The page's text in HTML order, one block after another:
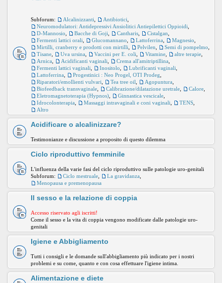
Subforum: Alcalinizzanti Antibiotici
Neuromodulatori: Antidepressivi Ansiolitici Antiepilettici Oppioidi
D-Mannosio
Bacche di Goji Cantharis Cistalgan
Fermenti lattici orali
Glucomannano Lattoferrina Magnesio
Mirtilli, cranberry e prodotti con mirtilli
Pelvilen Semi di pompelmo
Tisane
Uva ursina Vaccini per E. coli Vitamine altre terapie
Arnica
Acidificanti vaginali Crema all'amitriptillina
Fermenti lattici vaginali
Inositolo Lubrificanti vaginali
Lattoferrina
Progestinici : Neo Progel, OTI Prodeg
Riparatori/emollienti vulvari
Tea tree oil Agopuntura
Biofeedback transvaginale
Calibrazione/dilatazione uretrale Calore
Eletromagnetoterapia (Hypnos)
Ginnastica vescicale
Idrocolonterapia
Massaggi intravaginali e coni vaginali TENS
Altro
Acidificare o alcalinizzare?
Testimonianze e discussione a proposito di questo dilemma
Ciclo riproduttivo femminile
L'influenza della varie fasi del ciclo riproduttivo sulle patologie uro-genitali
Subforum:
Ciclo mestruale La gravidanza
Menopausa e premenopausa
Il sesso e la relazione di coppia
Accesso riservato agli iscritti!
Come il sesso e la vita di coppia vengono modificate dalle patologie uro-
genitali
Igiene e Abbigliamento
Tutti i consigli e le domande sull'abbigliamento più indicato per i nostri
problemi e su come, quanto e con cosa effettuare l'igiene intima.
Alimentazione e diete